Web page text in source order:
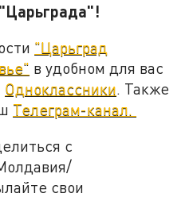
"Царьград
в удобном для вас
Одноклассники. Также
Телеграм-канал.
с
свои